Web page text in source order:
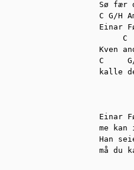
Sø fær
C G/
Einar
C
Kven
C
kalle
Einar
me
Han
må du